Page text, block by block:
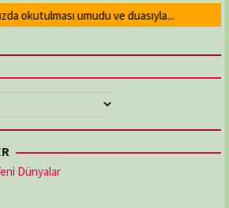
okutulması umudu ve duasıyla...
Dünyalar